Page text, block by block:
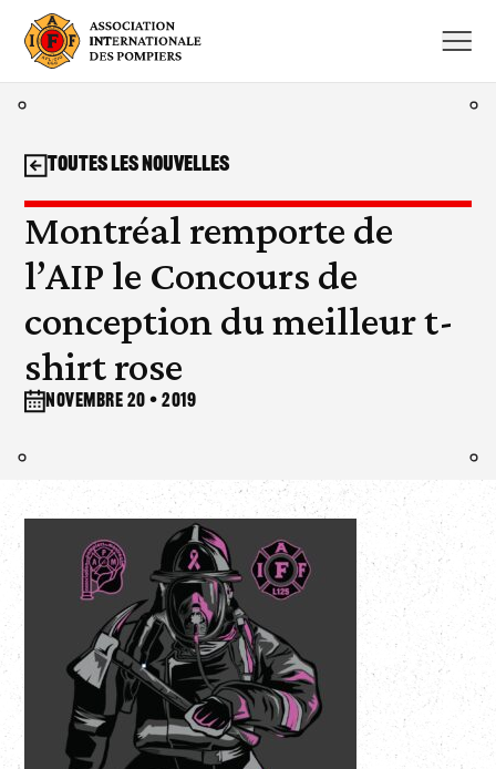
contenu
Montréal remporte de
l’AIP le Concours de
conception du meilleur t-
shirt rose
novembre 20 • 2019
Toutes les nouvelles